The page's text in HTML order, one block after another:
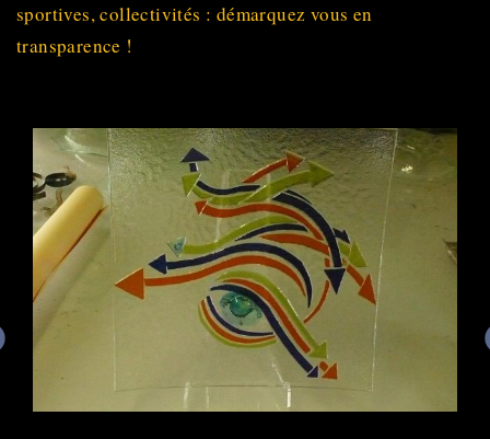
sportives, collectivités : démarquez vous en
transparence !